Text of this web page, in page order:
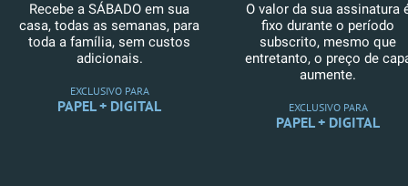
Recebe a SÁBADO em sua
casa, todas as semanas, para
toda a família, sem custos
adicionais.
EXCLUSIVO PARA
PAPEL + DIGITAL
O valor da sua assinatura
fixo durante o período
subscrito, mesmo que
entretanto, o preço de
aumente.
EXCLUSIVO PARA
PAPEL + DIGITAL